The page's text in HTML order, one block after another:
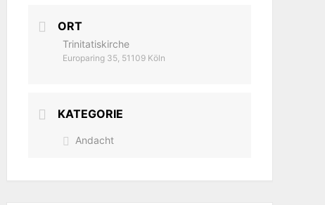
ORT
Trinitatiskirche
Europaring 35, 51109 Köln
KATEGORIE
Andacht